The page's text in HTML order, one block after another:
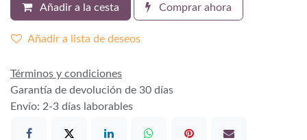
Añadir a la cesta Comprar ahora
Añadir a lista de deseos
Términos y condiciones
Garantía de devolución de 30 días
Envío: 2-3 días laborables